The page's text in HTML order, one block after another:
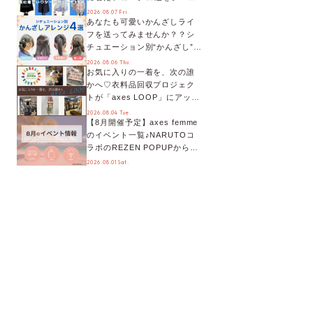
別に徹底解説！
2026.08.07 Fri.
あなたも可愛いかんざしライ
フを送ってみませんか？？シ
チュエーション別“かんざし”の
オススメ【ショップスタッフ
編集部】
2026.08.06 Thu.
お気に入りの一着を、次の誰
かへ♡衣料品回収プロジェク
トが「axes LOOP」にアップ
デート！活用するとポイント
が手に入る◎
2026.08.04 Tue.
【8月開催予定】axes femme
のイベント一覧♪NARUTOコ
ラボのREZEN POPUPから、
プチYour Stage.、ティーパー
2026.08.01 Sat.